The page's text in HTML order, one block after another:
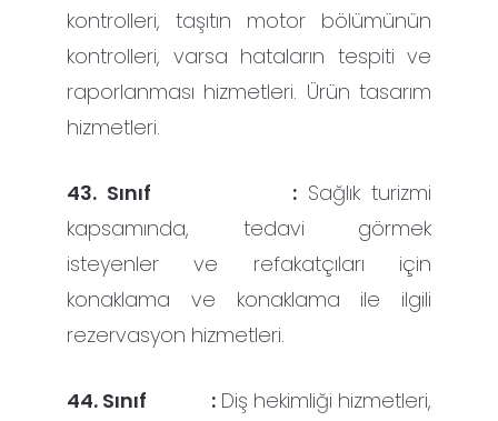
kontrolleri, taşıtın motor bölümünün
kontrolleri, varsa hataların tespiti ve
raporlanması hizmetleri. Ürün tasarım
hizmetleri.
43. Sınıf :Sağlık turizmi
kapsamında, tedavi görmek
isteyenler ve refakatçıları için
konaklama ve konaklama ile ilgili
rezervasyon hizmetleri.
44. Sınıf :Diş hekimliği hizmetleri,